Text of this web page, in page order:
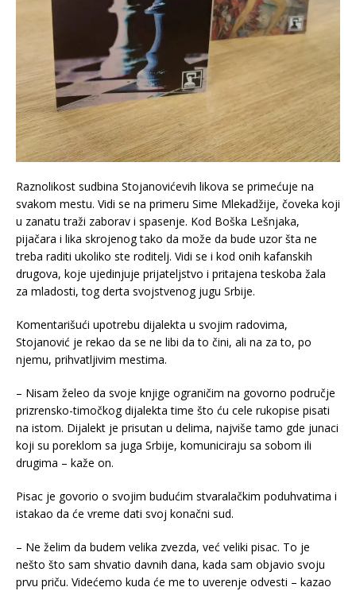
Raznolikost sudbina Stojanovićevih likova se primećuje na
svakom mestu. Vidi se na primeru Sime Mlekadžije, čoveka koji
u zanatu traži zaborav i spasenje. Kod Boška Lešnjaka,
pijačara i lika skrojenog tako da može da bude uzor šta ne
treba raditi ukoliko ste roditelj. Vidi se i kod onih kafanskih
drugova, koje ujedinjuje prijateljstvo i pritajena teskoba žala
za mladosti, tog derta svojstvenog jugu Srbije.
Komentarišući upotrebu dijalekta u svojim radovima,
Stojanović je rekao da se ne libi da to čini, ali na za to, po
njemu, prihvatljivim mestima.
– Nisam želeo da svoje knjige ograničim na govorno područje
prizrensko-timočkog dijalekta time što ću cele rukopise pisati
na istom. Dijalekt je prisutan u delima, najviše tamo gde junaci
koji su poreklom sa juga Srbije, komuniciraju sa sobom ili
drugima – kaže on.
Pisac je govorio o svojim budućim stvaralačkim poduhvatima i
istakao da će vreme dati svoj konačni sud.
– Ne želim da budem velika zvezda, već veliki pisac. To je
nešto što sam shvatio davnih dana, kada sam objavio svoju
prvu priču. Videćemo kuda će me to uverenje odvesti – kazao